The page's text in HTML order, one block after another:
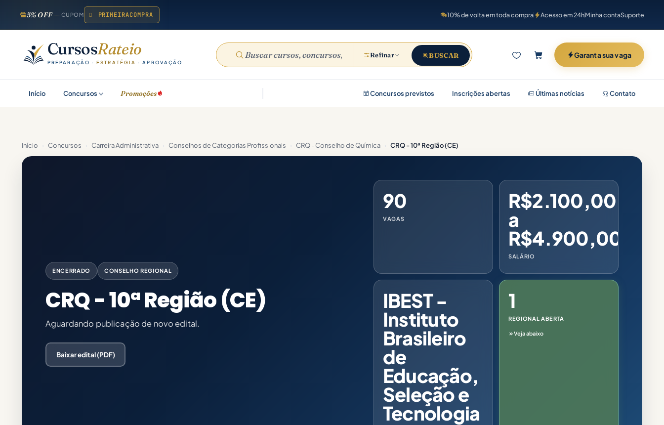
5% OFF CUPOM PRIMEIRACOMPRA 10% de volta em toda compra Acesso em 24hMinha contaSuporte
CursosRateio
PREPARAÇÃO ·ESTRATÉGIA · APROVAÇÃO
Refinar BUSCAR Garanta sua vaga
Início Concursos Promoções Concursos previstos Inscrições abertas Últimas notícias Contato
Início › Concursos › Carreira Administrativa › Conselhos de Categorias Profissionais › CRQ - Conselho de Química › CRQ - 10ª Região (CE)
ENCERRADO CONSELHO REGIONAL
CRQ - 10ª Região (CE)
Aguardando publicação de novo edital.
Baixar edital (PDF)
90
VAGAS
R$2.100,00
a
R$4.900,00
SALÁRIO
IBEST -
Instituto
Brasileiro
de
Educação,
Seleção e
Tecnologia
1
REGIONAL ABERTA
Veja abaixo